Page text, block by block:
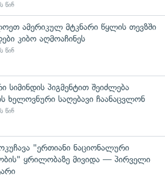
წინ
ამერიკულ მტკნარი წყლის თევზში
კიბო აღმოაჩინეს
წინ
სიმინდის პიგმენტით შეიძლება
ხელოვნური საღებავი ჩაანაცვლონ
წინ
"ერთიანი ნაციონალური
ყრილობაზე მივიდა — პირველი